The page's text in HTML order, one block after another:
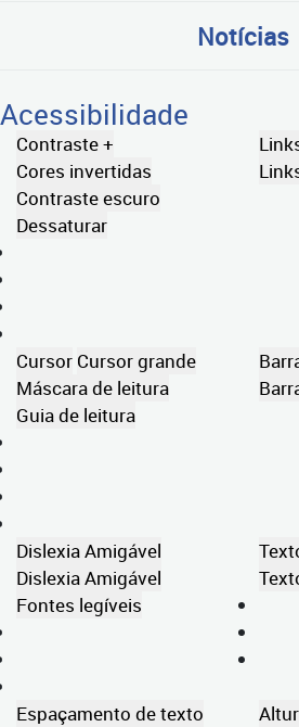
Notícias
Acessibilidade
Contraste +
Cores invertidas
Contraste escuro
Dessaturar
Cursor Cursor grande
Máscara de leitura
Guia de leitura
Dislexia Amigável
Dislexia Amigável
Fontes legíveis
Espaçamento de texto